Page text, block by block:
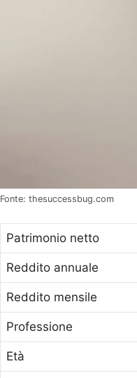
Fonte: thesuccessbug.com
Patrimonio netto
Reddito annuale
Reddito mensile
Professione
Età